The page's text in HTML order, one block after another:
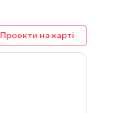
Проекти на карті